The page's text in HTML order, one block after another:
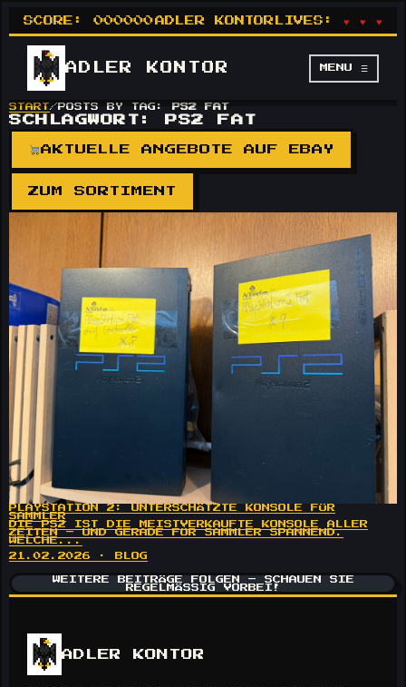
SCORE: 000000ADLER KONTOR LIVES: ♥ ♥ ♥
ADLER KONTOR MENU ☰
START/POSTS BY TAG: PS2 FAT
SCHLAGWORT: PS2 FAT
AKTUELLE ANGEBOTE AUF EBAY
ZUM SORTIMENT
PLAYSTATION 2: UNTERSCHÄTZTE KONSOLE FÜR
SAMMLER
DIE PS2 IST DIE MEISTVERKAUFTE KONSOLE ALLER
ZEITEN – UND GERADE FÜR SAMMLER SPANNEND.
WELCHE...
21.02.2026 · BLOG
WEITERE BEITRÄGE FOLGEN – SCHAUEN SIE
REGELMÄSSIG VORBEI!
ADLER KONTOR